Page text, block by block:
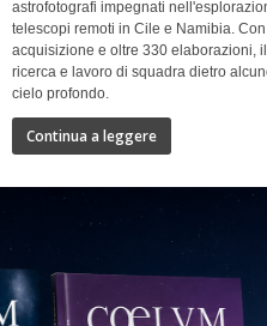
astrofotografi impegnati
telescopi remoti in Cile e Namibia.
acquisizione e oltre 330 elaborazioni,
ricerca e lavoro di squadra dietro
cielo profondo.
Continua a leggere